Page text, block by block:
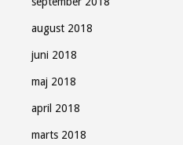
august 2018
juni 2018
maj 2018
april 2018
marts 2018